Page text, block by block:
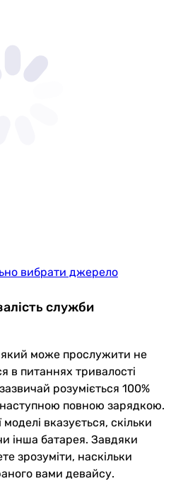
вибрати джерело
служби
може прослужити не
в питаннях тривалості
розуміється 100%
повною зарядкою.
вказується, скільки
інша батарея. Завдяки
зрозуміти, наскільки
вами девайсу.